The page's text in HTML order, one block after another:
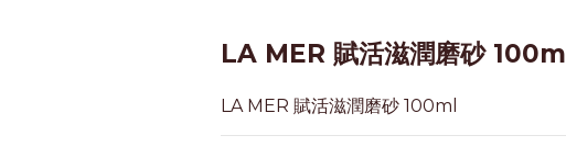
LA MER 賦活滋潤磨砂 100ml
LA MER 賦活滋潤磨砂 100ml